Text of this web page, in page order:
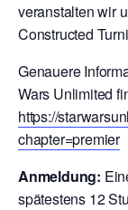
veranstalten wir
Constructed
Genauere
Wars Unlimited
https://
chapter=premier
Anmeldung:
spätestens 12